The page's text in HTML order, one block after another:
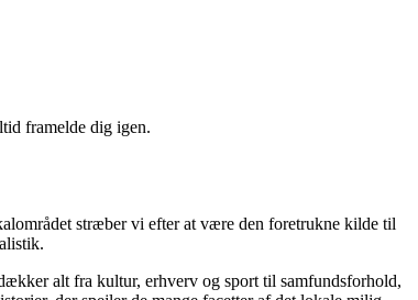
framelde dig igen.
stræber vi efter at være den foretrukne kilde til
alt fra kultur, erhverv og sport til samfundsforhold,